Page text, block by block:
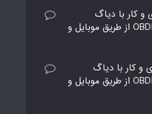
و کار با دیاگ
ELM327 خودرو OBDII از طریق موبایل و
و کار با دیاگ
ELM327 خودرو OBDII از طریق موبایل و